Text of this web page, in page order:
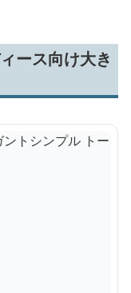
ース向け大き